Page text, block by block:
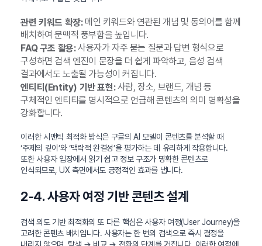
관련 키워드 확장:메인 키워드와 연관된 개념 및 동의어를 함께
배치하여 문맥적 풍부함을 높입니다.
FAQ 구조 활용:사용자가 자주 묻는 질문과 답변 형식으로
구성하면 검색 엔진이 문장을 더 쉽게 파악하고, 음성 검색
결과에서도 노출될 가능성이 커집니다.
엔티티(Entity) 기반 표현:사람, 장소, 브랜드, 개념 등
구체적인 엔티티를 명시적으로 언급해 콘텐츠의 의미 명확성을
강화합니다.
이러한 시맨틱 최적화 방식은 구글의 AI 모델이 콘텐츠를 분석할 때
‘주제의 깊이’와 ‘맥락적 완결성’을 평가하는 데 유리하게 작용합니다.
또한 사용자 입장에서 읽기 쉽고 정보 구조가 명확한 콘텐츠로
인식되므로, UX 측면에서도 긍정적인 효과를 냅니다.
2-4. 사용자 여정 기반 콘텐츠 설계
검색 의도 기반 최적화의 또 다른 핵심은 사용자 여정(User Journey)을
고려한 콘텐츠 배치입니다. 사용자는 한 번의 검색으로 즉시 결정을